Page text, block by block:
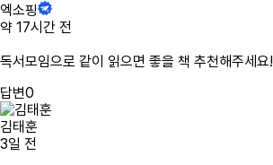
엑소핑
약 17시간 전
독서모임으로 같이 읽으면 좋을 책 추천해주세요!
답변0
김태훈
3일 전